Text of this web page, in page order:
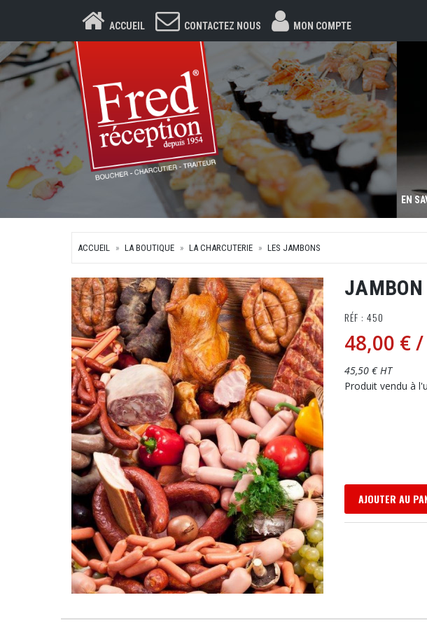
ACCUEIL CONTACTEZ NOUS MON COMPTE
EN
ACCUEIL LA BOUTIQUE LA CHARCUTERIE LES JAMBONS
JAMBON
RÉF : 450
48,00 €/
45,50 € HT
Produit vendu à
AJOUTER AU